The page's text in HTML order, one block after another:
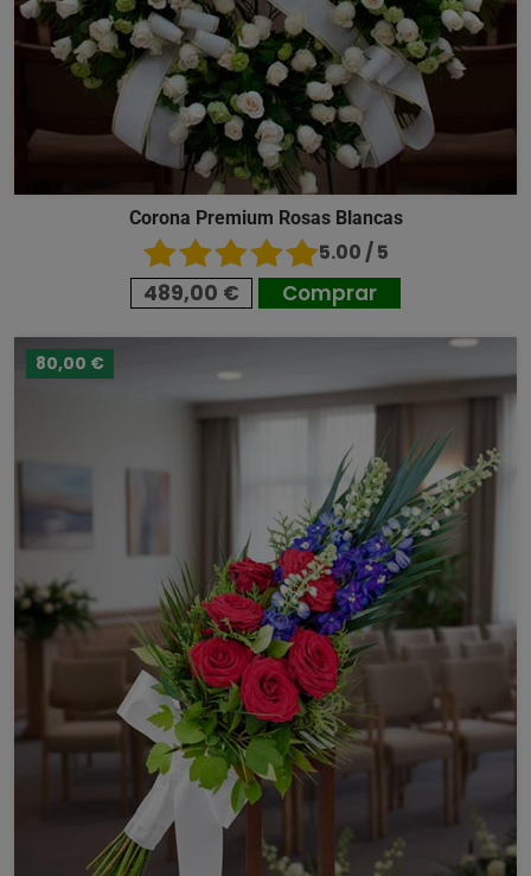
Corona Premium Rosas Blancas
5.00 / 5
489,00 € Comprar
80,00 €